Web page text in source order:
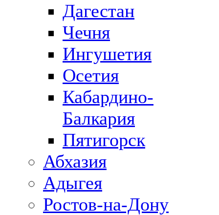
Дагестан
Чечня
Ингушетия
Осетия
Кабардино-
Балкария
Пятигорск
Абхазия
Адыгея
Ростов-на-Дону